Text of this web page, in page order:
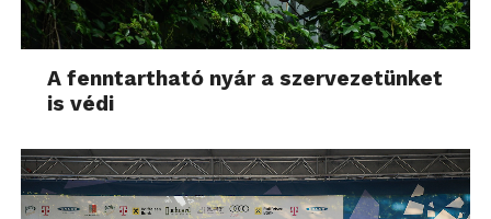
A fenntartható nyár a szervezetünket
is védi